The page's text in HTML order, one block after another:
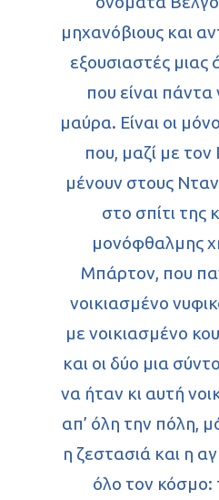
μηχανόβιους και
εξουσιαστές μιας
που είναι
μαύρα. Είναι οι
που, μαζί με τον
μένουν στους
στο σπίτι της
μονόφθαλμης
Μπάρτον, που
νοικιασμένο
με νοικιασμένο
και οι δύο μια
να ήταν κι αυτή
απ’ όλη την πόλη,
η ζεστασιά και η
όλο τον κόσμο: